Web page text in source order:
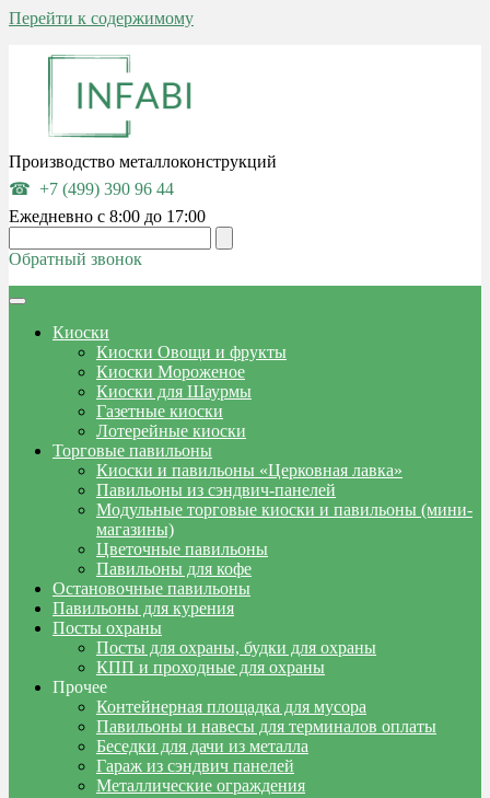
Перейти к содержимому
Производство металлоконструкций
+7 (499) 390 96 44
Ежедневно с 8:00 до 17:00
Обратный звонок
Киоски
Киоски Овощи и фрукты
Киоски Мороженое
Киоски для Шаурмы
Газетные киоски
Лотерейные киоски
Торговые павильоны
Киоски и павильоны «Церковная лавка»
Павильоны из сэндвич-панелей
Модульные торговые киоски и павильоны (мини-
магазины)
Цветочные павильоны
Павильоны для кофе
Остановочные павильоны
Павильоны для курения
Посты охраны
Посты для охраны, будки для охраны
КПП и проходные для охраны
Прочее
Контейнерная площадка для мусора
Павильоны и навесы для терминалов оплаты
Беседки для дачи из металла
Гараж из сэндвич панелей
Металлические ограждения